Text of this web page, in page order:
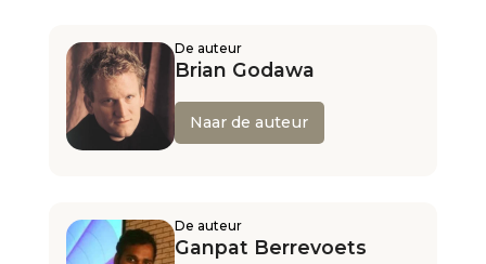
De auteur
Brian Godawa
Naar de auteur
De auteur
Ganpat Berrevoets